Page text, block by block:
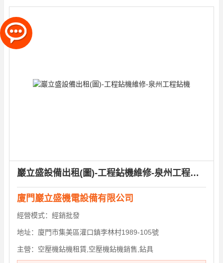
巖立盛設備出租(圖)-工程鉆機維修-泉州工程鉆機
廈門巖立盛機電設備有限公司
經營模式： 經銷批發
地址： 廈門市集美區灌口鎮李林村1989-105號
主營： 空壓機鉆機租賃,空壓機鉆機銷售,鉆具